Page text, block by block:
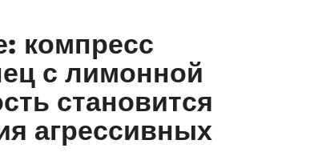
компресс
с лимонной
становится
агрессивных